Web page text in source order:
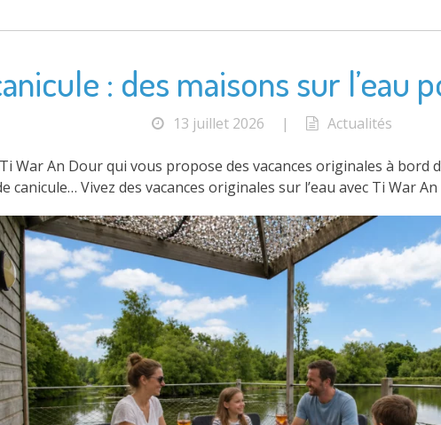
: des maisons sur l’eau
13 juillet 2026 | Actualités
War An Dour qui vous propose des vacances originales à bord
canicule… Vivez des vacances originales sur l’eau avec Ti War